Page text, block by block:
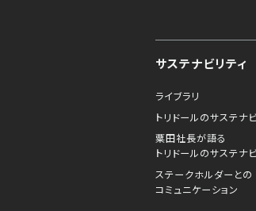
サステナビリティ
ライブラリ
トリドールのサステナ
粟田社長が語る
トリドールのサステナ
ステークホルダーとの
コミュニケーション